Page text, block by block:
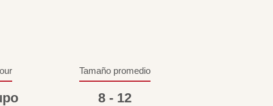
Tamaño promedio
8 - 12